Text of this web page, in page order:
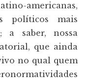
americanas,
políticos mais
a saber, nossa
que ainda
no qual quem